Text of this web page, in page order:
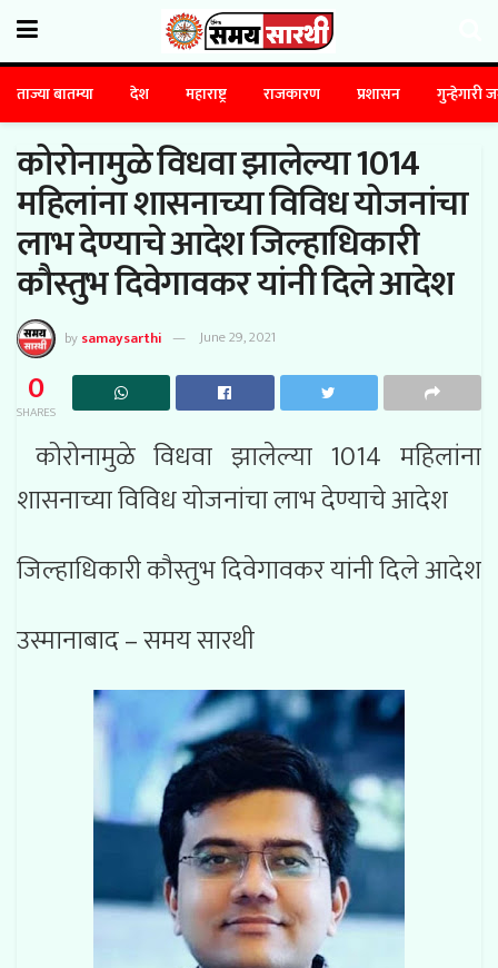
ताज्या बातम्या देश महाराष्ट्र राजकारण प्रशासन गुन्हेगारी
कोरोनामुळे विधवा झालेल्या 1014
महिलांना शासनाच्या विविध योजनांचा
लाभ देण्याचे आदेश जिल्हाधिकारी
कौस्तुभ दिवेगावकर यांनी दिले आदेश
bysamaysarthi June 29, 2021
0
SHARES
कोरोनामुळे विधवा झालेल्या 1014 महिलांना
शासनाच्या विविध योजनांचा लाभ देण्याचे आदेश
जिल्हाधिकारी कौस्तुभ दिवेगावकर यांनी दिले आदेश
उस्मानाबाद – समय सारथी